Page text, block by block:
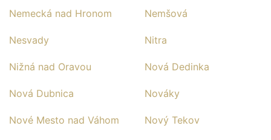
Nemecká nad Hronom Nemšová
Nesvady Nitra
Nižná nad Oravou Nová Dedinka
Nová Dubnica Nováky
Nové Mesto nad Váhom Nový Tekov